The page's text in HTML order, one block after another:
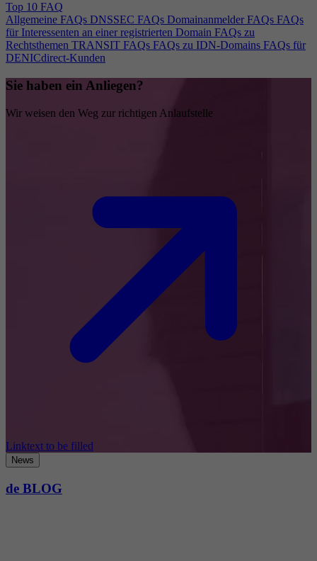
Top 10 FAQ
Allgemeine FAQs DNSSEC FAQs Domainanmelder FAQs FAQs
für Interessenten an einer registrierten Domain FAQs zu
Rechtsthemen TRANSIT FAQs FAQs zu IDN-Domains FAQs für
DENICdirect-Kunden
Sie haben ein Anliegen?
Wir weisen den Weg zur richtigen Anlaufstelle
Linktext to be filled
News
de BLOG